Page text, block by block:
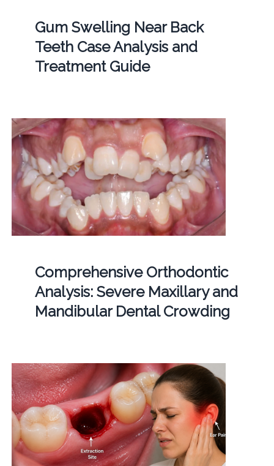
Gum Swelling Near Back
Teeth Case Analysis and
Treatment Guide
Comprehensive Orthodontic
Analysis: Severe Maxillary and
Mandibular Dental Crowding